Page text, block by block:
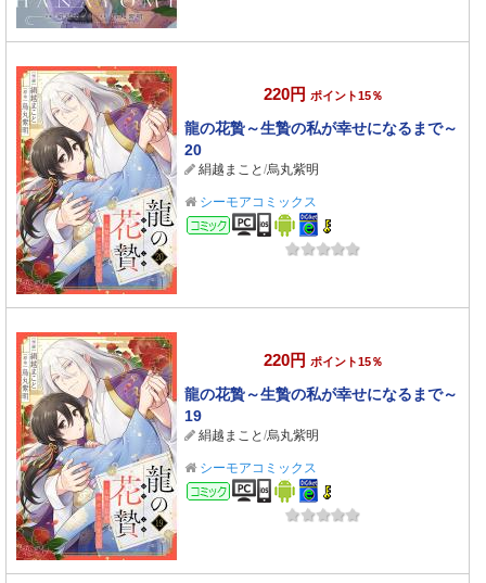
220円 ポイント15％
龍の花贄～生贄の私が幸せになるまで～
20
絹越まこと /烏丸紫明
シーモアコミックス
コミック
220円 ポイント15％
龍の花贄～生贄の私が幸せになるまで～
19
絹越まこと /烏丸紫明
シーモアコミックス
コミック